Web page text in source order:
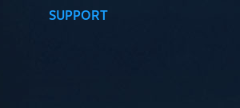
SUPPORT